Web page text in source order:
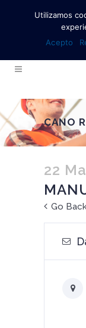
CANO
22
Go
Utilizamos
Acepto